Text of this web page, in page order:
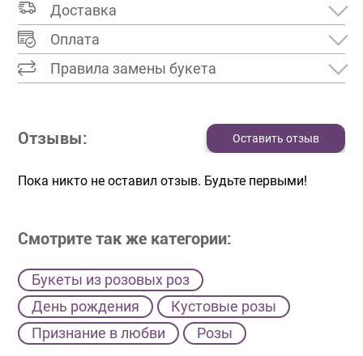
Доставка
Оплата
Правила замены букета
Отзывы: Оставить отзыв
Пока никто не оставил отзыв. Будьте первыми!
Смотрите так же категории:
Букеты из розовых роз
День рождения
Кустовые розы
Признание в любви
Розы